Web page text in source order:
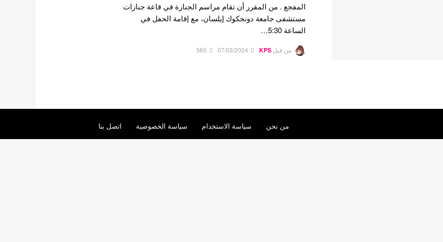
المفجع . من المقرر أن تقام مراسم الجنازة في قاعة جنازات
مستشفى جامعة دونجكوك إيلسان، مع إقامة الحفل في
الساعة 5:30…
من قبل KPS
07/03/2024
565
من نحن سياسة الاستخدام سياسة الخصوصية اتصل بنا